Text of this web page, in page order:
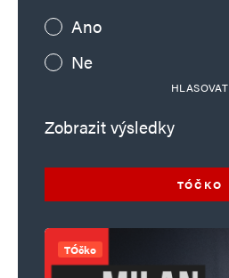
Ano
Ne
HLASOVAT
Zobrazit výsledky
TÓČKO
TÓčko